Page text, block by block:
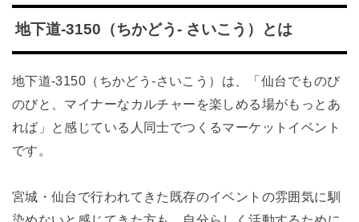
地下道-3150（ちかどう- さいこう）とは
地下道-3150（ちかどう-さいこう）は、「仙台でものび
のびと、マイナーなカルチャーを楽しめる場がもっとあ
れば」と感じている人同士でつくるマーケットイベント
です。
宮城・仙台で行われてきた既存のイベントの雰囲気に馴